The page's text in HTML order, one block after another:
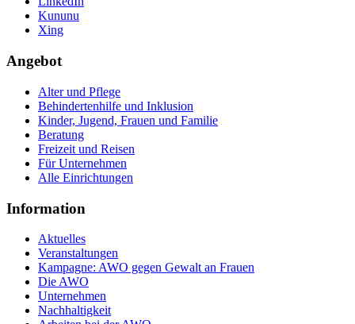
Kununu
Xing
Angebot
Alter und Pflege
Behindertenhilfe und Inklusion
Kinder, Jugend, Frauen und Familie
Beratung
Freizeit und Reisen
Für Unternehmen
Alle Einrichtungen
Information
Aktuelles
Veranstaltungen
Kampagne: AWO gegen Gewalt an Frauen
Die AWO
Unternehmen
Nachhaltigkeit